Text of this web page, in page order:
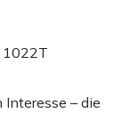
1022T
– die